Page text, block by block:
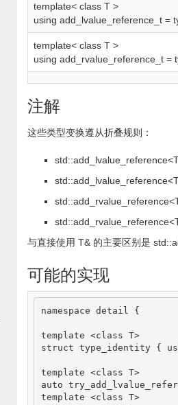
template< class T >
using add_lvalue_reference_t =
template< class T >
using add_rvalue_reference_t =
注解
这些类型变换遵从折叠规则：
std::add_lvalue_reference<
std::add_lvalue_reference<
std::add_rvalue_reference<
std::add_rvalue_reference<
与直接使用 T& 的主要区别是 std::
可能的实现
namespace detail {
template <class T>
struct type_identity {
template <class T>
auto
template <class T>